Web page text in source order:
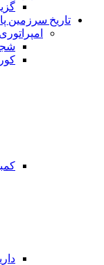
تاریخ سرزمین